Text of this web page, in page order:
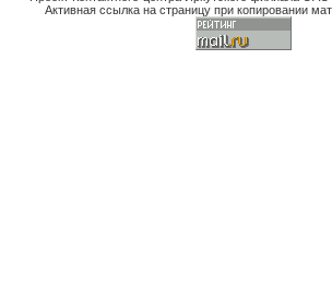
Активная ссылка на страницу при копировании